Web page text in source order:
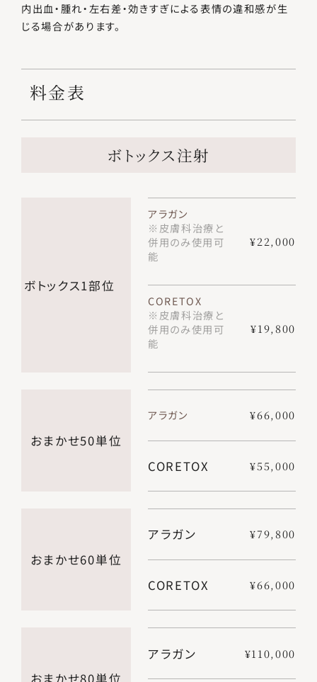
内出血・腫れ・左右差・効きすぎによる表情の違和感が生
じる場合があります。
料金表
ボトックス注射
ボトックス1部位
アラガン
※皮膚科治療と
併用のみ使用可
能
¥22,000
CORETOX
※皮膚科治療と
併用のみ使用可
能
¥19,800
おまかせ50単位
アラガン ¥66,000
CORETOX ¥55,000
おまかせ60単位
アラガン ¥79,800
CORETOX ¥66,000
アラガン ¥110,000